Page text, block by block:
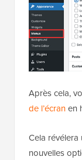
Après cela,
de l’écranen
Cela
nouvelles